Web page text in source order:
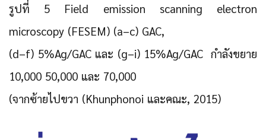
รูปที่ 5 Field emission scanning electron
microscopy (FESEM) (a–c) GAC,
(d–f) 5%Ag/GAC และ (g–i) 15%Ag/GAC กำลังขยาย
10,000 50,000 และ 70,000
(จากซ้ายไปขวา (Khunphonoi และคณะ, 2015)